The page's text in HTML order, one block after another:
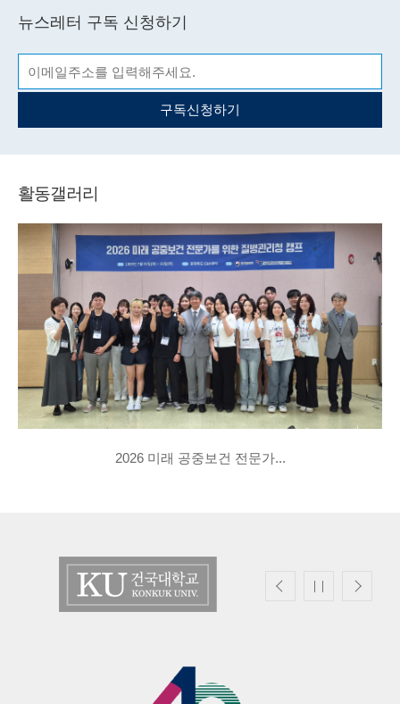
뉴스레터 구독 신청하기
구독신청하기
활동갤러리
2026 미래 공중보건 전문가...